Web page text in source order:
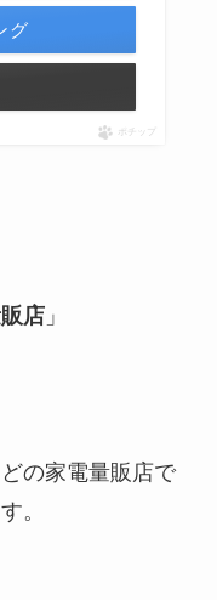
グ
ポチップ
店」
の家電量販店で
。